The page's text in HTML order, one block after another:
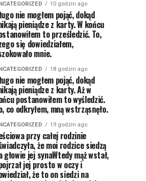
10 godzin ago
nie mogłem pojąć, dokąd
pieniądze z karty. W końcu
to prześledzić. To,
się dowiedziałem,
mnie.
18 godzin ago
nie mogłem pojąć, dokąd
pieniądze z karty. Aż w
postanowiłem to wyśledzić.
co odkryłem, mną wstrząsnęło.
19 godzin ago
przy całej rodzinie
że moi rodzice siedzą
głowie jej synaWtedy mąż wstał,
jej prosto w oczy i
że to on siedzi na